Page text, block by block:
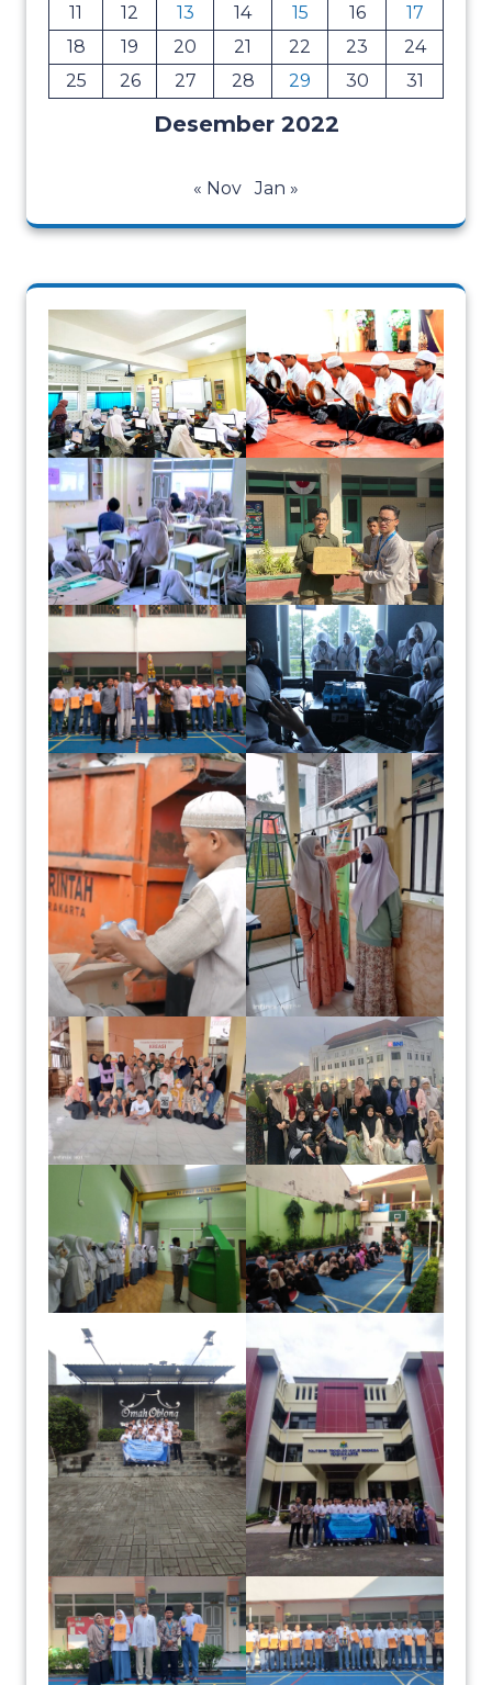
Desember 2022
11
12 13 14 15 16
17
18
19 20 21 22 23
24
25
26 27 28 29 30 31
« Nov Jan »